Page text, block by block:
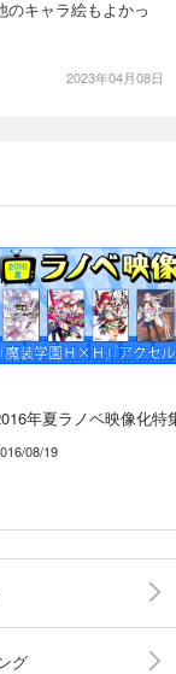
のキャラ絵もよかっ
2023年04月08日
年夏ラノベ映像化特
08/19
グ